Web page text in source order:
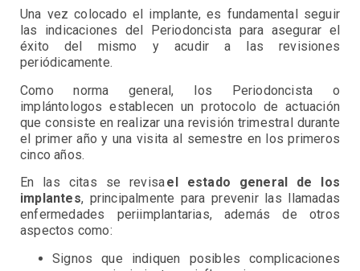
Una vez colocado el implante, es fundamental seguir
las indicaciones del Periodoncista para asegurar el
éxito del mismo y acudir a las revisiones
periódicamente.
Como norma general, los Periodoncista o
implántologos establecen un protocolo de actuación
que consiste en realizar una revisión trimestral durante
el primer año y una visita al semestre en los primeros
cinco años.
En las citas se revisael estado general de los
implantes, principalmente para prevenir las llamadas
enfermedades periimplantarias, además de otros
aspectos como:
Signos que indiquen posibles complicaciones